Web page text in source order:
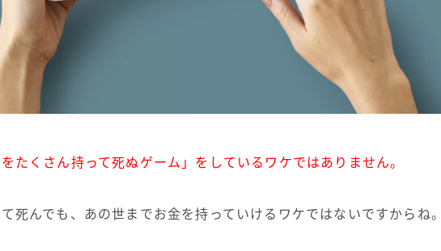
をたくさん持って死ぬゲーム」をしているワケではありません。
死んでも、あの世までお金を持っていけるワケではないですからね。